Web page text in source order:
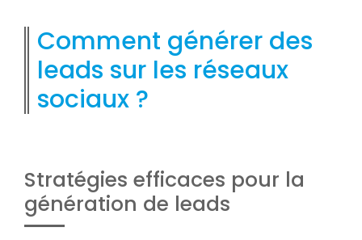
Comment générer des
leads sur les réseaux
sociaux ?
Stratégies efficaces pour la
génération de leads